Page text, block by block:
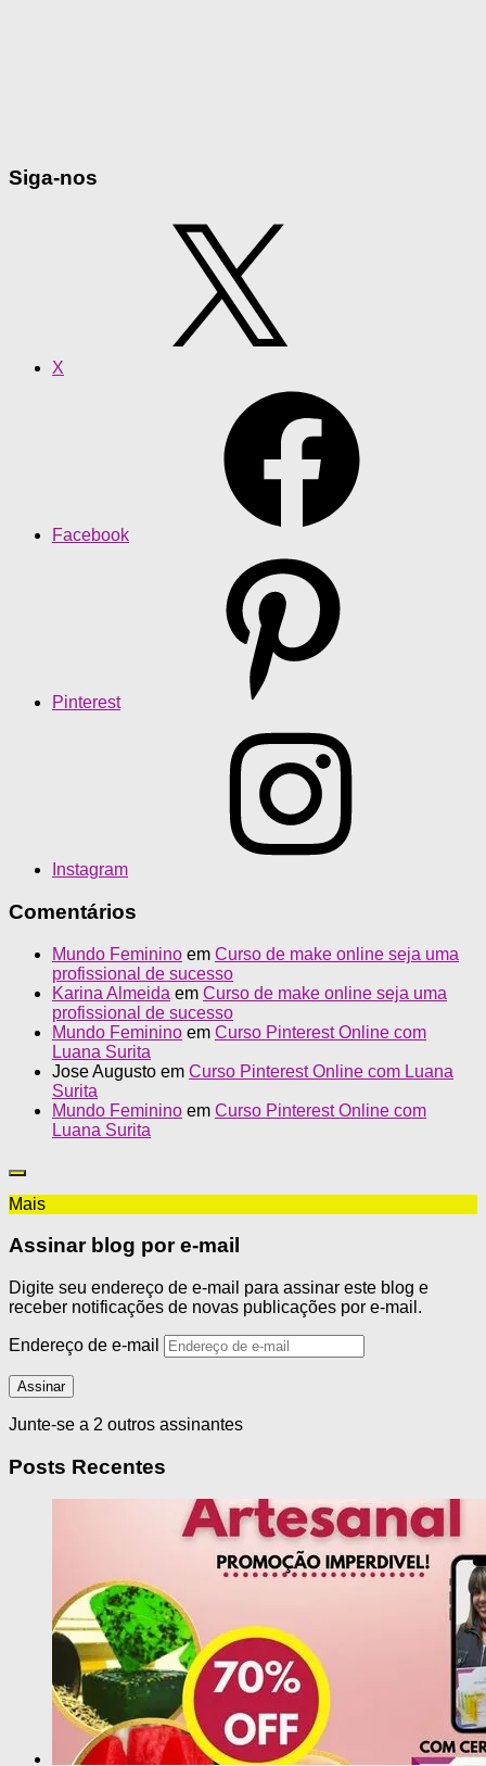
Siga-nos
X
Facebook
Pinterest
Instagram
Comentários
Mundo Feminino em Curso de make online seja uma
profissional de sucesso
Karina Almeida em Curso de make online seja uma
profissional de sucesso
Mundo Feminino em Curso Pinterest Online com
Luana Surita
Jose Augusto em Curso Pinterest Online com Luana
Surita
Mundo Feminino em Curso Pinterest Online com
Luana Surita
Mais
Assinar blog por e-mail
Digite seu endereço de e-mail para assinar este blog e
receber notificações de novas publicações por e-mail.
Endereço de e-mail
Assinar
Junte-se a 2 outros assinantes
Posts Recentes